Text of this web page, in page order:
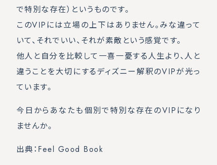
で特別な存在）というものです。
このVIPには立場の上下はありません。みな違って
いて、それでいい、それが素敵という感覚です。
他人と自分を比較して一喜一憂する人生より、人と
違うことを大切にするディズニー解釈のVIPが光っ
ています。
今日からあなたも個別で特別な存在のVIPになり
ませんか。
出典：Feel Good Book